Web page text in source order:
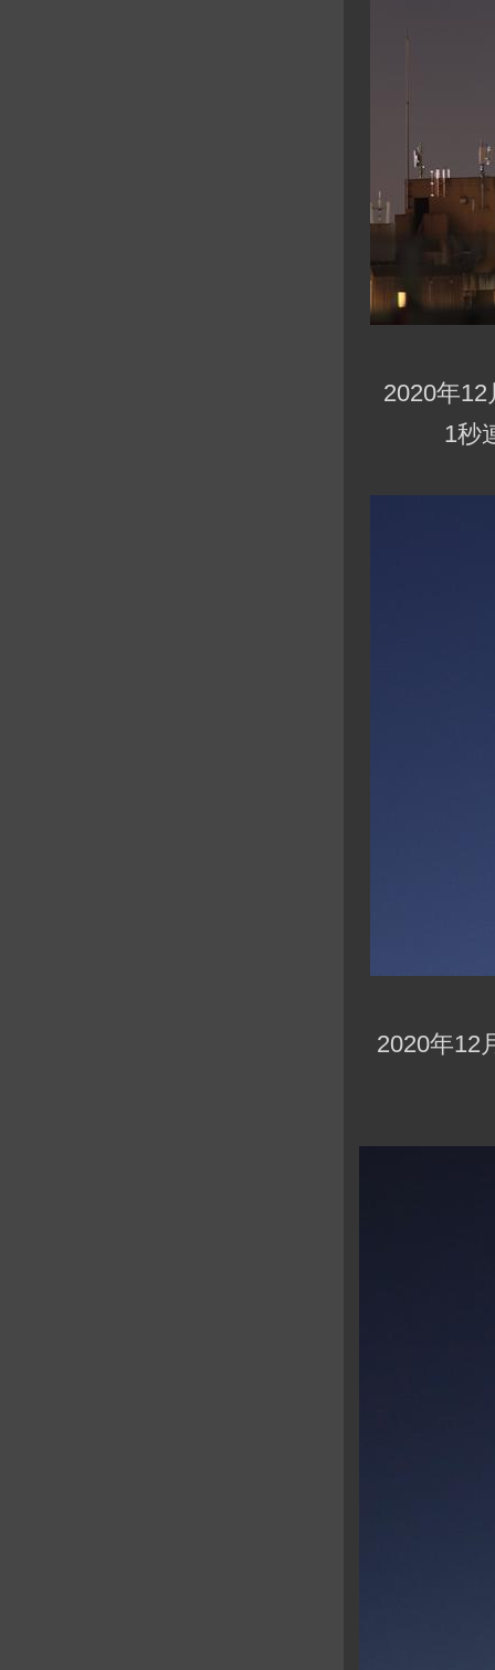
2020年
1秒
2020年12